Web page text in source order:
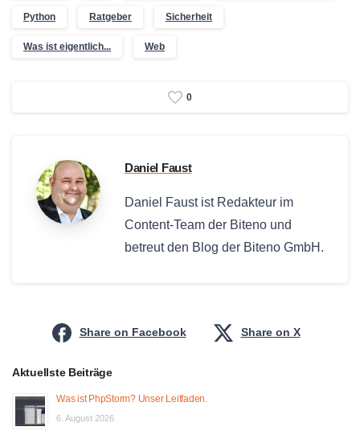
Python Ratgeber Sicherheit
Was ist eigentlich... Web
0
Daniel Faust
Daniel Faust ist Redakteur im
Content-Team der Biteno und
betreut den Blog der Biteno GmbH.
Share on Facebook Share on X
Aktuellste Beiträge
Was ist PhpStorm? Unser Leitfaden.
6. August 2026